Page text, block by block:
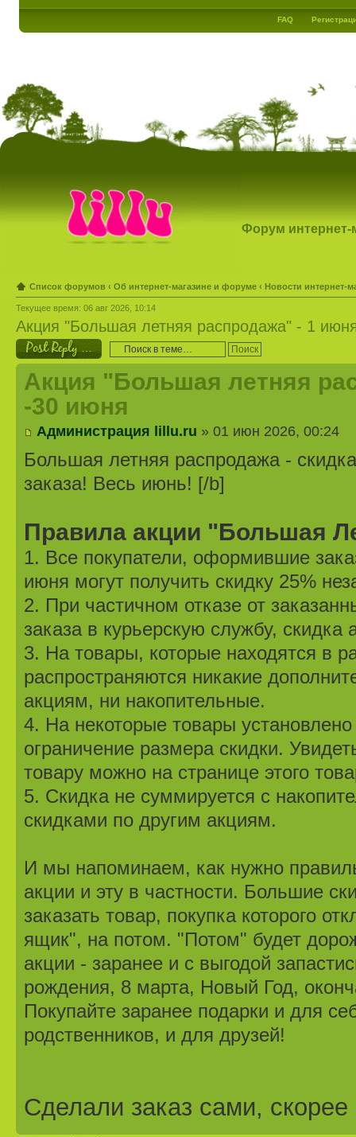
FAQ
Форум интернет-
Список форумов ‹ Об интернет-магазине и форуме ‹ Новости интернет-
Текущее время: 06 авг 2026, 10:14
Акция "Большая летняя распродажа" - 1
Ответить
Акция "Большая летняя
-30 июня
Администрация lillu.ru » 01 июн 2026, 00:24
Большая летняя распродажа -
заказа! Весь июнь! [/b]
Правила акции "Большая
1. Все покупатели, оформившие
июня могут получить скидку 25%
2. При частичном отказе от
заказа в курьерскую службу, скидка
3. На товары, которые находятся в
распространяются никакие
акциям, ни накопительные.
4. На некоторые товары
ограничение размера скидки.
товару можно на странице этого
5. Скидка не суммируется с
скидками по другим акциям.
И мы напоминаем, как нужно
акции и эту в частности. Большие
заказать товар, покупка которого
ящик", на потом. "Потом" будет
акции - заранее и с выгодой
рождения, 8 марта, Новый Год,
Покупайте заранее подарки и для
родственников, и для друзей!
Сделали заказ сами, скорее